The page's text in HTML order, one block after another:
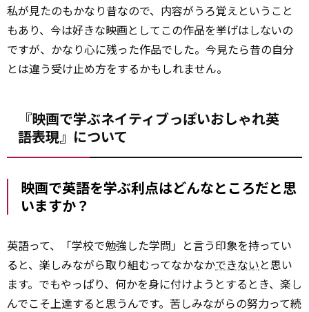
私が見たのもかなり昔なので、内容がうろ覚えということ
もあり、今は好きな映画としてこの作品を挙げはしないの
ですが、かなり心に残った作品でした。今見たら昔の自分
とは違う受け止め方をするかもしれません。
『映画で学ぶネイティブっぽいおしゃれ英
語表現』について
――映画で英語を学ぶ利点はどんなところだと思
いますか？
英語って、「学校で勉強した学問」と言う印象を持ってい
ると、楽しみながら取り組むってなかなかできないと思い
ます。でもやっぱり、何かを身に付けようとするとき、楽し
んでこそ上達すると思うんです。苦しみながらの努力って続